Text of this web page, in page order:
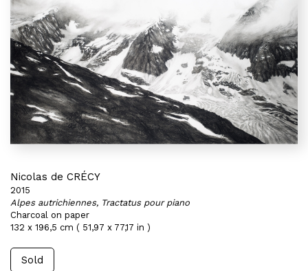
Nicolas de CRÉCY
2015
Alpes autrichiennes, Tractatus pour piano
Charcoal on paper
132 x 196,5 cm ( 51,97 x 77,17 in )
Sold